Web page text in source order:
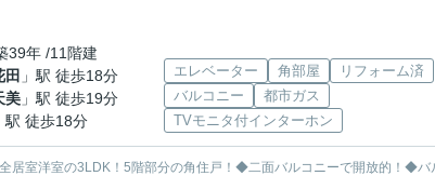
39年 /11階建
田 」駅 徒歩18分
美 」駅 徒歩19分
駅 徒歩18分
エレベーター 角部屋
リフォーム済
バルコニー
都市ガス
TVモニタ付インターホン
室洋室の3LDK！5階部分の角住戸！◆二面バルコニーで開放的！◆バ